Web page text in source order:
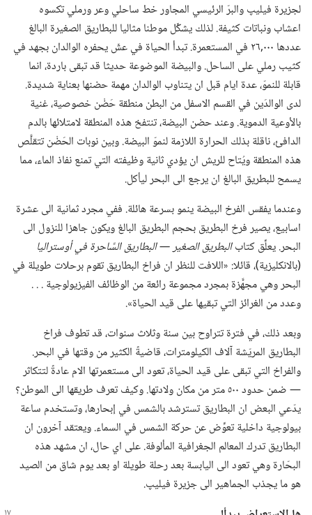
لجزيرة فيليپ والبرّ الرئيسي المجاور خط ساحلي وعر ورملي تكسوه
اعشاب ونباتات كثيفة.‏ لذلك يشكِّل موطنا مثاليا للبطاريق الصغيرة البالغ
عددها ٠٠٠‏,٢٦ في المستعمرة.‏ تبدأ الحياة في عشّ يحفره الوالدان بجهد في
كثيب رملي على الساحل.‏ والبيضة الموضوعة حديثا قد تبقى باردة،‏ انما
قابلة للنموّ،‏ عدة ايام قبل ان يتناوب الوالدان مهمة حضنها بعناية شديدة.‏
لدى الوالدَين في القسم الاسفل من البطن منطقة حَضْن خصوصية،‏ غنية
بالأوعية الدموية.‏ وعند حضن البيضة،‏ تنتفخ هذه المنطقة لامتلائها بالدم
الدافئ،‏ ناقلة بذلك الحرارة اللازمة لنموّ البيضة.‏ وبين نوبات الحَضْن تتقلَّص
هذه المنطقة ويُتاح للريش ان يؤدي ثانية وظيفته التي تمنع نفاذ الماء،‏ مما
يسمح للبطريق البالغ ان يرجع الى البحر ليأكل.‏
وعندما يفقس الفرخ البيضة ينمو بسرعة هائلة.‏ ففي مجرد ثمانية الى عشرة
اسابيع،‏ يصير فرخ البطريق بحجم البطريق البالغ ويكون جاهزا للنزول الى
البحر.‏ يعلِّق كتابالبطريق الصغير —‏ البطاريق السَّاحرةفيأوستراليا
‏(‏بالانكليزية)‏،‏ قائلا:‏ «اللافت للنظر ان فراخ البطاريق تقوم برحلات طويلة في
البحر وهي مجهَّزة بمجرد مجموعة رائعة من الوظائف الفيزيولوجية .‏ .‏ .‏
وعدد من الغرائز التي تبقيها على قيد الحياة».‏
وبعد ذلك،‏ في فترة تتراوح بين سنة وثلاث سنوات،‏ قد تطوف فراخ
البطاريق المريّشة آلاف الكيلومترات،‏ قاضيةً الكثير من وقتها في البحر.‏
والفراخ التي تبقى على قيد الحياة،‏ تعود الى مستعمرتها الام عادةً لتتكاثر
—‏ ضمن حدود ٥٠٠ متر من مكان ولادتها.‏ وكيف تعرف طريقها الى الموطن؟‏
يدّعي البعض ان البطاريق تسترشد بالشمس في إبحارها،‏ وتستخدم ساعة
بيولوجية داخلية تعوِّض عن حركة الشمس في السماء.‏ ويعتقد آخرون ان
البطاريق تدرك المعالم الجغرافية المألوفة.‏ على اي حال،‏ ان مشهد هذه
البحّارة وهي تعود الى اليابسة بعد رحلة طويلة او بعد يوم شاق من الصيد
هو ما يجذب الجماهير الى جزيرة فيليپ.‏